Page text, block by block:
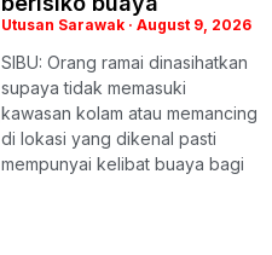
Utusan Sarawak August 9, 2026
SIBU: Orang ramai dinasihatkan
supaya tidak memasuki
kawasan kolam atau memancing
di lokasi yang dikenal pasti
mempunyai kelibat buaya bagi